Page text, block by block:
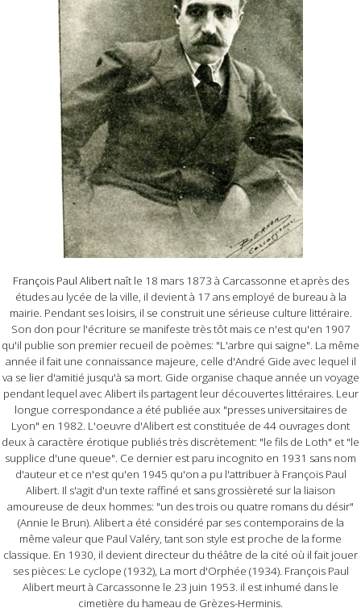
François Paul Alibert naît le 18 mars 1873 à Carcassonne et après des
études au lycée de la ville, il devient à 17 ans employé de bureau à la
mairie. Pendant ses loisirs, il se construit une sérieuse culture littéraire.
Son don pour l'écriture se manifeste très tôt mais ce n'est qu'en 1907
qu'il publie son premier recueil de poèmes: "L'arbre qui saigne". La même
année il fait une connaissance majeure, celle d'André Gide avec lequel il
va se lier d'amitié jusqu'à sa mort. Gide organise chaque année un voyage
pendant lequel avec Alibert ils partagent leur découvertes littéraires. Leur
longue correspondance a été publiée aux "presses universitaires de
Lyon" en 1982. L'oeuvre d'Alibert est constituée de 44 ouvrages dont
deux à caractère érotique publiés très discrètement: "le fils de Loth" et "le
supplice d'une queue". Ce dernier est paru incognito en 1931 sans nom
d'auteur et ce n'est qu'en 1945 qu'on a pu l'attribuer à François Paul
Alibert. Il s'agit d'un texte raffiné et sans grossièreté sur la liaison
amoureuse de deux hommes: "un des trois ou quatre romans du désir"
(Annie le Brun). Alibert a été considéré par ses contemporains de la
même valeur que Paul Valéry, tant son style est proche de la forme
classique. En 1930, il devient directeur du théâtre de la cité où il fait jouer
ses pièces: Le cyclope (1932), La mort d'Orphée (1934). François Paul
Alibert meurt à Carcassonne le 23 juin 1953. il est inhumé dans le
cimetière du hameau de Grèzes-Herminis.